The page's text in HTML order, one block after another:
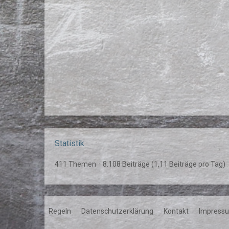
Statistik
411 Themen 8.108 Beiträge (1,11 Beiträge pro Tag)
Regeln Datenschutzerklärung Kontakt